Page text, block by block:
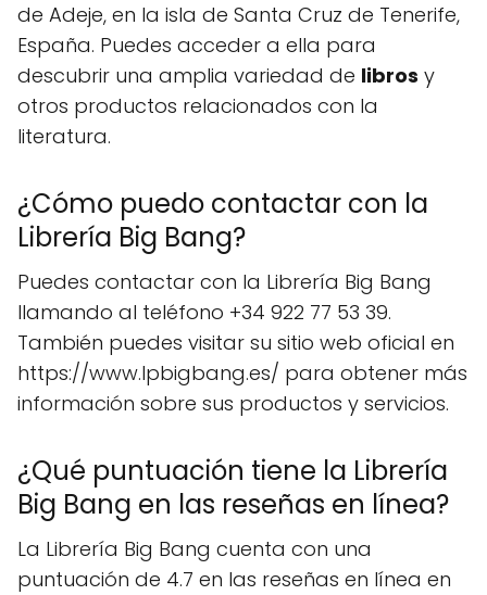
de Adeje, en la isla de Santa Cruz de Tenerife,
España. Puedes acceder a ella para
descubrir una amplia variedad de libros y
otros productos relacionados con la
literatura.
¿Cómo puedo contactar con la
Librería Big Bang?
Puedes contactar con la Librería Big Bang
llamando al teléfono +34 922 77 53 39.
También puedes visitar su sitio web oficial en
https://www.lpbigbang.es/ para obtener más
información sobre sus productos y servicios.
¿Qué puntuación tiene la Librería
Big Bang en las reseñas en línea?
La Librería Big Bang cuenta con una
puntuación de 4.7 en las reseñas en línea en